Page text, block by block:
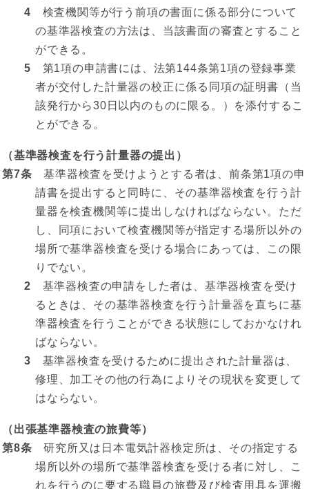
4 検査機関等が行う前項の書面に係る部分について
の基準器検査の方法は、当該書面の審査とすること
ができる。
5 第1項の申請書には、法第144条第1項の登録事業
者が交付した計量器の校正に係る同項の証明書（当
該発行から30日以内のものに限る。）を添付するこ
とができる。
（基準器検査を行う計量器の提出）
第7条 基準器検査を受けようとする者は、前条第1項の申
請書を提出すると同時に、その基準器検査を行う計
量器を検査機関等に提出しなければならない。ただ
し、同項において検査機関等が指定する場所以外の
場所で基準器検査を受ける場合にあっては、この限
りでない。
2 基準器検査の申請をした者は、基準器検査を受け
るときは、その基準器検査を行う計量器を直ちに基
準器検査を行うことができる状態にしておかなけれ
ばならない。
3 基準器検査を受けるために提出された計量器は、
修理、加工その他の行為によりその現状を変更して
はならない。
（出張基準器検査の旅費等）
第8条 研究所又は日本電気計器検定所は、その指定する
場所以外の場所で基準器検査を受ける者に対し、こ
れを行うのに要する職員の旅費及び検査用具を運搬